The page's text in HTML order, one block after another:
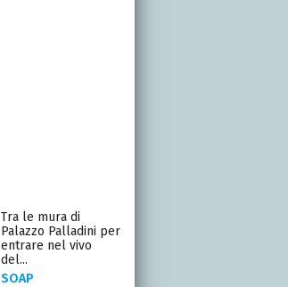
Tra le mura di
Palazzo Palladini per
entrare nel vivo
del...
SOAP